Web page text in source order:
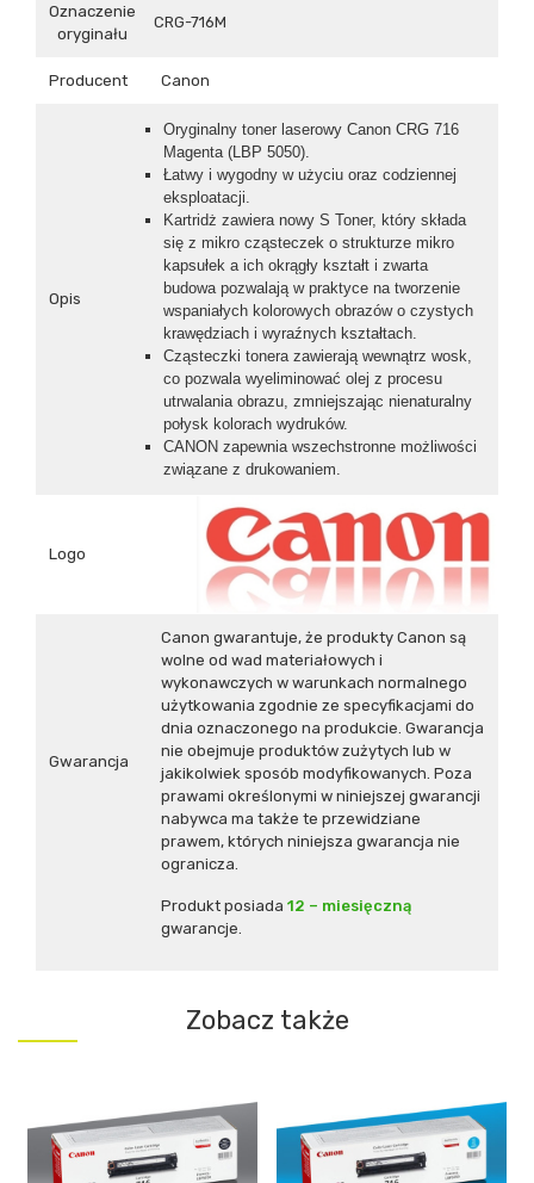
Oznaczenie
oryginału
CRG-716M
Producent Canon
Opis
Oryginalny toner laserowy Canon CRG 716
Magenta (LBP 5050).
Łatwy i wygodny w użyciu oraz codziennej
eksploatacji.
Kartridż zawiera nowy S Toner, który składa
się z mikro cząsteczek o strukturze mikro
kapsułek a ich okrągły kształt i zwarta
budowa pozwalają w praktyce na tworzenie
wspaniałych kolorowych obrazów o czystych
krawędziach i wyraźnych kształtach.
Cząsteczki tonera zawierają wewnątrz wosk,
co pozwala wyeliminować olej z procesu
utrwalania obrazu, zmniejszając nienaturalny
połysk kolorach wydruków.
CANON zapewnia wszechstronne możliwości
związane z drukowaniem.
Logo
Gwarancja
Canon gwarantuje, że produkty Canon są
wolne od wad materiałowych i
wykonawczych w warunkach normalnego
użytkowania zgodnie ze specyfikacjami do
dnia oznaczonego na produkcie. Gwarancja
nie obejmuje produktów zużytych lub w
jakikolwiek sposób modyfikowanych. Poza
prawami określonymi w niniejszej gwarancji
nabywca ma także te przewidziane
prawem, których niniejsza gwarancja nie
ogranicza.
Produkt posiada 12 – miesięczną
gwarancje.
Zobacz także